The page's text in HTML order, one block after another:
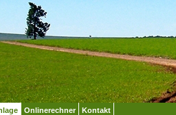
Onlinerechner Kontakt